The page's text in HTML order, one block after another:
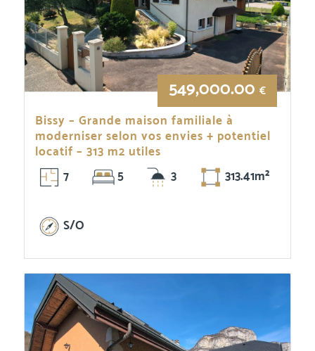
549,000.00€
Bissy – Grande maison familiale à
moderniser selon vos envies + potentiel
locatif – 313 m2 utiles
7
5 3 313.41m²
S/O